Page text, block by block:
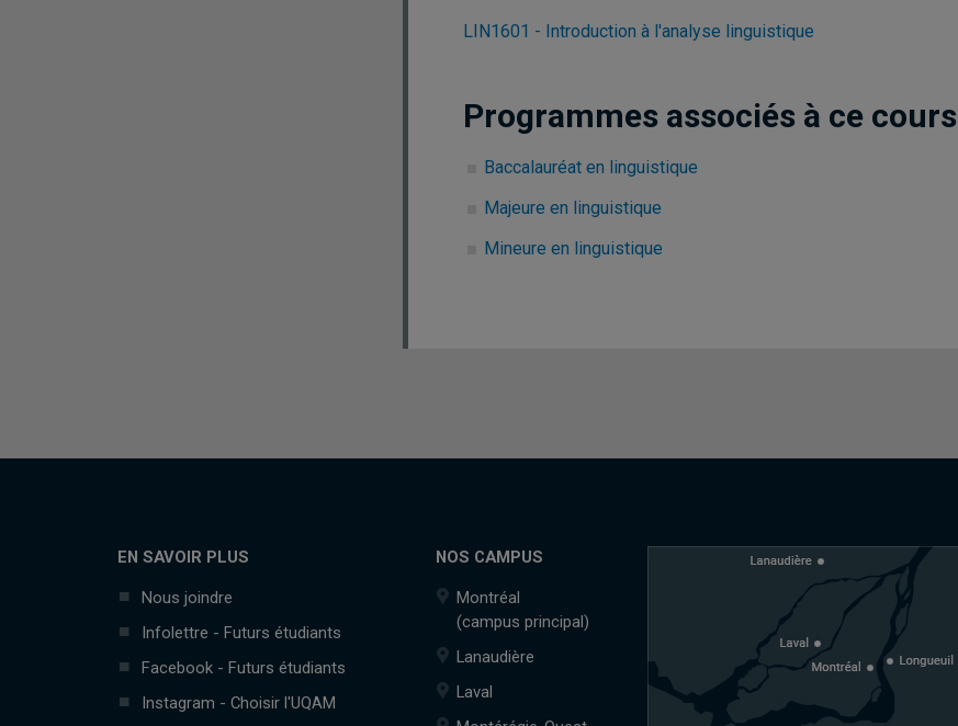
LIN1601 - Introduction à l'analyse linguistique
Programmes associés à ce cours
Baccalauréat en linguistique
Majeure en linguistique
Mineure en linguistique
EN SAVOIR PLUS
Nous joindre
Infolettre - Futurs étudiants
Facebook - Futurs étudiants
Instagram - Choisir l'UQAM
NOS CAMPUS
Montréal
(campus principal)
Lanaudière
Laval